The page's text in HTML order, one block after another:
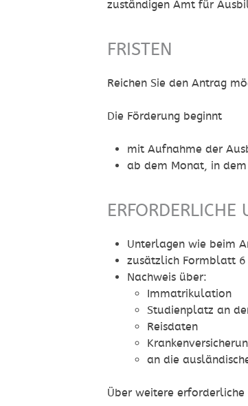
zuständigen Amt für
FRISTEN
Reichen Sie den Antrag
Die Förderung beginnt
mit Aufnahme der
ab dem Monat, in
ERFORDERLICHE
Unterlagen wie beim
zusätzlich Formblatt 6
Nachweis über:
Immatrikulation
Studienplatz an
Reisdaten
an die
Über weitere